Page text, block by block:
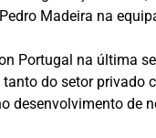
Madeira na
Portugal na última
do setor privado
desenvolvimento de